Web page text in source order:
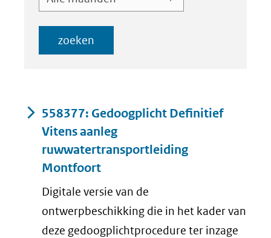
zoeken
Resultaten
558377: Gedoogplicht Definitief
Vitens aanleg
ruwwatertransportleiding
Montfoort
Digitale versie van de
ontwerpbeschikking die in het kader van
deze gedoogplichtprocedure ter inzage